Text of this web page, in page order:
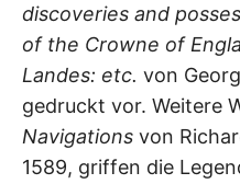
discoveries and
of the Crowne of
Landes: etc. von
gedruckt vor. Weitere
Navigations von
1589, griffen die